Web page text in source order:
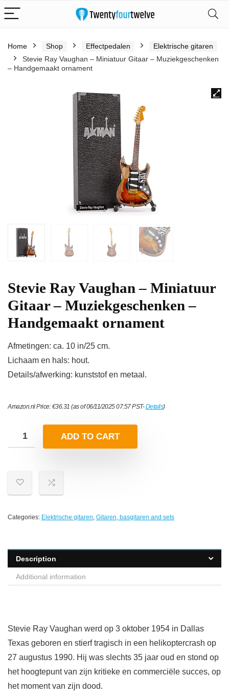
Home Shop Effectpedalen
Elektrische gitaren
Stevie Ray Vaughan – Miniatuur Gitaar – Muziekgeschenken
– Handgemaakt ornament
Stevie Ray Vaughan – Miniatuur
Gitaar – Muziekgeschenken –
Handgemaakt ornament
Afmetingen: ca. 10 in/25 cm.
Lichaam en hals: hout.
Details/afwerking: kunststof en metaal.
Amazon.nl Price:€36.31 (as of 06/11/2025 07:57 PST-Details)
ADD TO CART
Categories: Elektrische gitaren, Gitaren, basgitaren and sets
Description
Additional information
Stevie Ray Vaughan werd op 3 oktober 1954 in Dallas
Texas geboren en stierf tragisch in een helikoptercrash op
27 augustus 1990. Hij was slechts 35 jaar oud en stond op
het hoogtepunt van zijn kritieke en commerciële succes, op
het moment van zijn dood.